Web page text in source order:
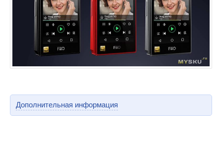
Дополнительная информация